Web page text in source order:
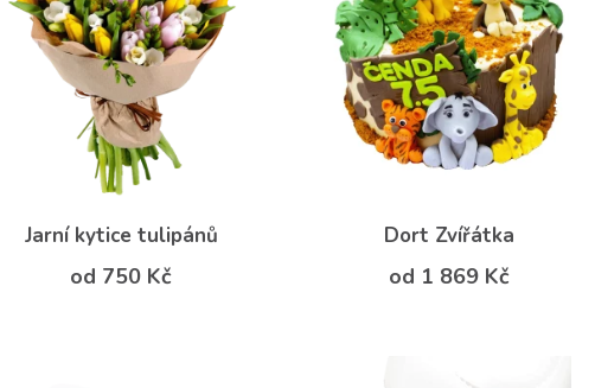
Jarní kytice tulipánů
od 750 Kč
Dort Zvířátka
od 1 869 Kč